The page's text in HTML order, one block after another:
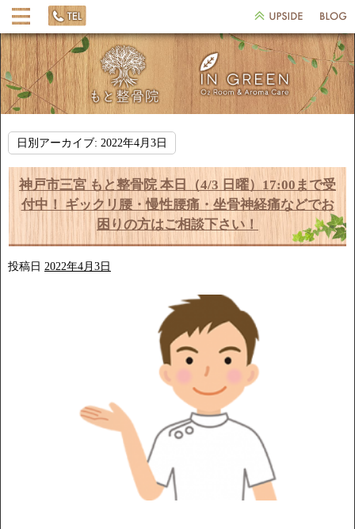
日別アーカイブ: 2022年4月3日
神戸市三宮 もと整骨院 本日（4/3 日曜）17:00まで受
付中！ ギックリ腰・慢性腰痛・坐骨神経痛などでお
困りの方はご相談下さい！
投稿日 2022年4月3日